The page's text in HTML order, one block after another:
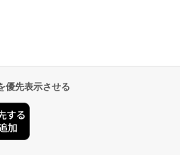
優先表示させる